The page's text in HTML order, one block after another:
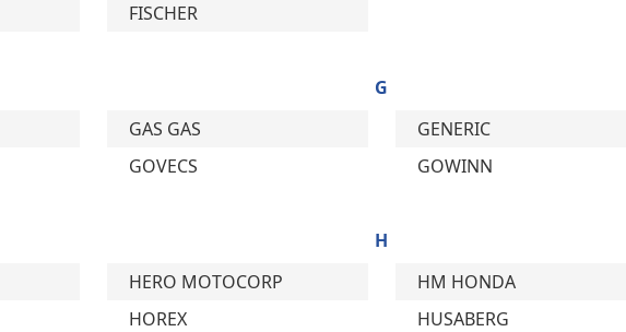
FISCHER
G
GAS GAS
GENERIC
GOVECS GOWINN
H
HERO MOTOCORP
HM HONDA
HOREX
HUSABERG